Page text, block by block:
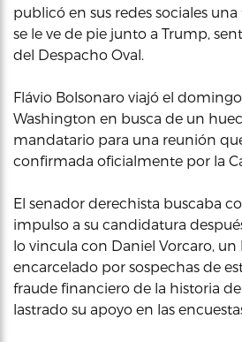
publicó en sus redes sociales
se le ve de pie junto a Trump,
del Despacho Oval.
Flávio Bolsonaro viajó el
Washington en busca de un
mandatario para una reunión
confirmada oficialmente por la
El senador derechista buscaba
impulso a su candidatura
lo vincula con Daniel Vorcaro,
encarcelado por sospechas de
fraude financiero de la historia
lastrado su apoyo en las